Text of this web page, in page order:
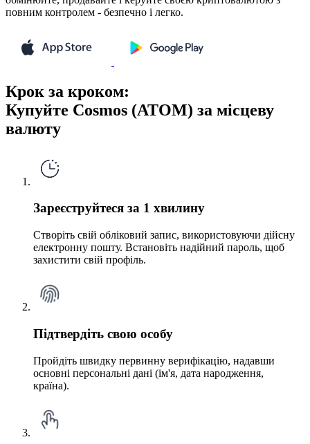
повним контролем - безпечно і легко.
Крок за кроком:
Купуйте Cosmos (ATOM) за місцеву
валюту
Зареєструйтеся за 1 хвилину
Створіть свій обліковий запис, використовуючи дійсну
електронну пошту. Встановіть надійний пароль, щоб
захистити свій профіль.
Підтвердіть свою особу
Пройдіть швидку первинну верифікацію, надавши
основні персональні дані (ім'я, дата народження,
країна).